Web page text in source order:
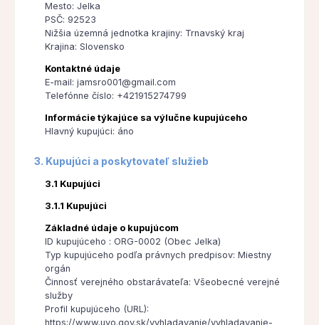
Mesto: Jelka
PSČ: 92523
Nižšia územná jednotka krajiny: Trnavský kraj
Krajina: Slovensko
Kontaktné údaje
E-mail: jamsro001@gmail.com
Telefónne číslo: +421915274799
Informácie týkajúce sa výlučne kupujúceho
Hlavný kupujúci: áno
3. Kupujúci a poskytovateľ služieb
3.1 Kupujúci
3.1.1 Kupujúci
Základné údaje o kupujúcom
ID kupujúceho : ORG-0002 (Obec Jelka)
Typ kupujúceho podľa právnych predpisov: Miestny
orgán
Činnosť verejného obstarávateľa: Všeobecné verejné
služby
Profil kupujúceho (URL):
https://www.uvo.gov.sk/vyhladavanie/vyhladavanie-